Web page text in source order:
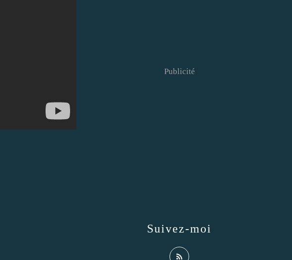
Suivez-moi
Publicité